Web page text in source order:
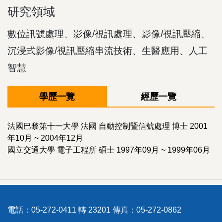
研究領域
數位訊號處理、影像/視訊處理、影像/視訊壓縮、
沉浸式影像/視訊壓縮串流技術、生醫應用、人工
智慧
學歷一覽 經歷一覽
法國巴黎第十一大學 法國 自動控制暨信號處理 博士 2001
年10月 ~ 2004年12月
國立交通大學 電子工程所 碩士 1997年09月 ~ 1999年06月
電話：05-272-0411 轉 23201 傳真：05-272-0862